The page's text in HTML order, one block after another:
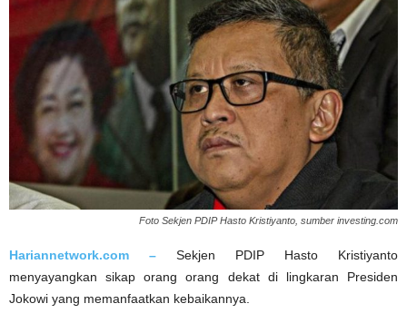
Foto Sekjen PDIP Hasto Kristiyanto, sumber investing.com
Hariannetwork.com –
Sekjen PDIP Hasto Kristiyanto
menyayangkan sikap orang orang dekat di lingkaran Presiden
Jokowi yang memanfaatkan kebaikannya.